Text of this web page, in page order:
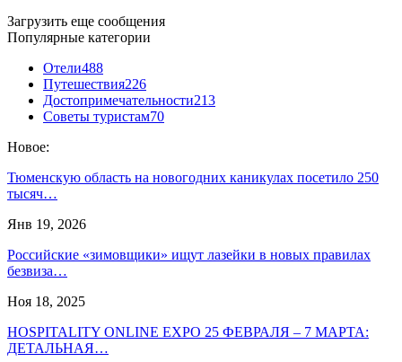
Загрузить еще сообщения
Популярные категории
Отели488
Путешествия226
Достопримечательности213
Советы туристам70
Новое:
Тюменскую область на новогодних каникулах посетило 250
тысяч…
Янв 19, 2026
Российские «зимовщики» ищут лазейки в новых правилах
безвиза…
Ноя 18, 2025
HOSPITALITY ONLINE EXPO 25 ФЕВРАЛЯ – 7 МАРТА:
ДЕТАЛЬНАЯ…